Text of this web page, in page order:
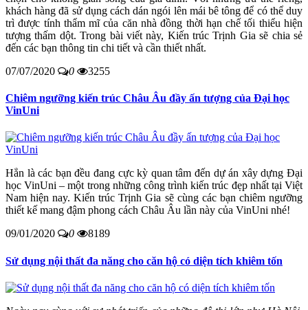
khách hàng đã sử dụng cách dán ngói lên mái bê tông để có thể duy
trì được tính thẩm mĩ của căn nhà đồng thời hạn chế tối thiểu hiện
tượng thấm dột. Trong bài viết này, Kiến trúc Trịnh Gia sẽ chia sẻ
đến các bạn thông tin chi tiết và cần thiết nhất.
07/07/2020
0 3255
Chiêm ngưỡng kiến trúc Châu Âu đầy ấn tượng của Đại học
VinUni
Hẳn là các bạn đều đang cực kỳ quan tâm đến dự án xây dựng Đại
học VinUni – một trong những công trình kiến trúc đẹp nhất tại Việt
Nam hiện nay. Kiến trúc Trịnh Gia sẽ cùng các bạn chiêm ngưỡng
thiết kế mang đậm phong cách Châu Âu lần này của VinUni nhé!
09/01/2020
0 8189
Sử dụng nội thất đa năng cho căn hộ có diện tích khiêm tốn